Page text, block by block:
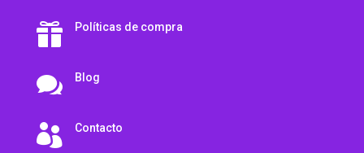
 Políticas de compra
 Blog
 Contacto